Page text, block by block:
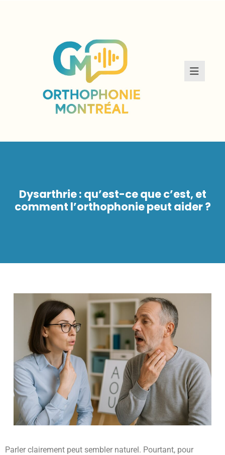
Dysarthrie : qu’est-ce que c’est, et
comment l’orthophonie peut aider ?
Parler clairement peut sembler naturel. Pourtant, pour